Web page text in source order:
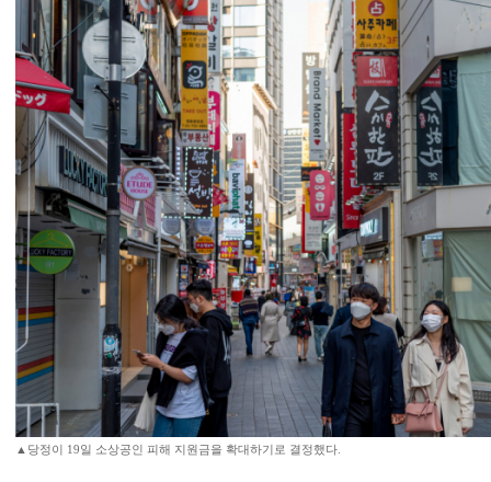
▲당정이 19일 소상공인 피해 지원금을 확대하기로 결정했다.